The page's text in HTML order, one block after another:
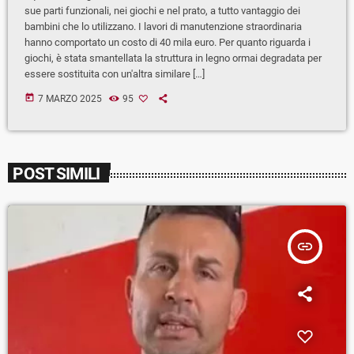
sue parti funzionali, nei giochi e nel prato, a tutto vantaggio dei
bambini che lo utilizzano. I lavori di manutenzione straordinaria
hanno comportato un costo di 40 mila euro. Per quanto riguarda i
giochi, è stata smantellata la struttura in legno ormai degradata per
essere sostituita con un'altra similare […]
today 7 MARZO 2025 95
POST SIMILI
insert_link